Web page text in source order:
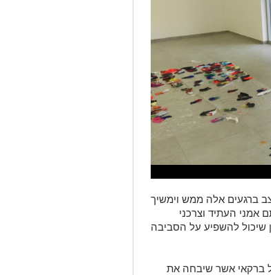
ברגעים אלה ממש וימשיך
אמני העתיד וצרכני
שיכול להשפיע על הסביבה
ברקאי אשר שיבחה את